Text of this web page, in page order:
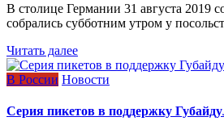
В столице Германии 31 августа 2019
собрались субботним утром у
Читать далее
В России Новости
Серия пикетов в поддержку